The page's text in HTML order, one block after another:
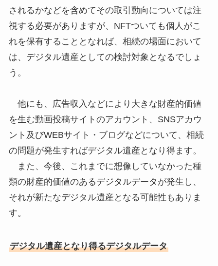
されるかなどを含めてその取引動向については注
視する必要がありますが、NFTついても個人がこ
れを保有することとなれば、相続の場面において
は、デジタル遺産としての検討対象となるでしょ
う。
他にも、広告収入などにより大きな財産的価値
を生む動画投稿サイトのアカウント、SNSアカウ
ント及びWEBサイト・ブログなどについて、相続
の問題が発生すればデジタル遺産となり得ます。
また、今後、これまでに想像していなかった種
類の財産的価値のあるデジタルデータが発生し、
それが新たなデジタル遺産となる可能性もありま
す。
デジタル遺産となり得るデジタルデータ